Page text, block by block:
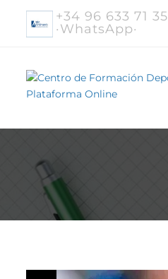
+34 96 633 71 35
·WhatsApp·